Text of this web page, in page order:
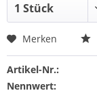
Merken
Artikel-Nr.:
Nennwert: